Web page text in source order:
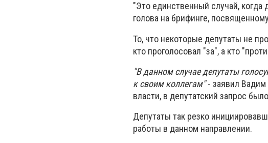
"Это единственный случай, когда
голова на брифинге,
То, что некоторые депутаты не
кто проголосовал "за", а кто
"В данном случае депутаты
к своим коллегам"- заявил Вадим
власти, в депутатский запрос
Депутаты так резко
работы в данном направлении.